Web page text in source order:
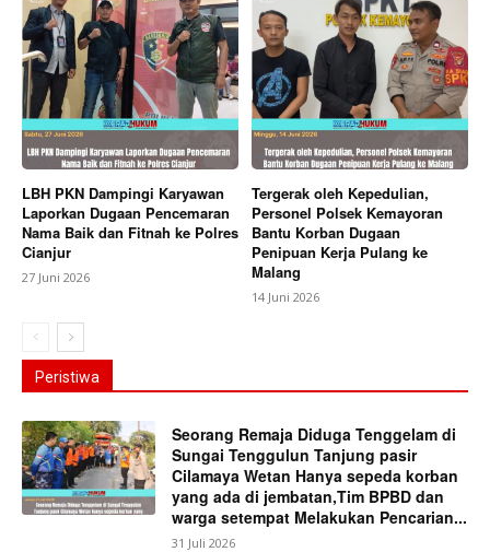
LBH PKN Dampingi Karyawan
Laporkan Dugaan Pencemaran
Nama Baik dan Fitnah ke Polres
Cianjur
27 Juni 2026
Tergerak oleh Kepedulian,
Personel Polsek Kemayoran
Bantu Korban Dugaan
Penipuan Kerja Pulang ke
Malang
14 Juni 2026
Peristiwa
Seorang Remaja Diduga Tenggelam di
Sungai Tenggulun Tanjung pasir
Cilamaya Wetan Hanya sepeda korban
yang ada di jembatan,Tim BPBD dan
warga setempat Melakukan Pencarian...
31 Juli 2026